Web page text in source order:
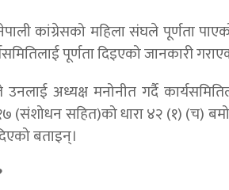
कांग्रेसको महिला संघले पूर्णता
पूर्णता दिइएको जानकारी
अध्यक्ष मनोनीत गर्दै
(संशोधन सहित)को धारा ४२ (१) (च)
बताइन्।